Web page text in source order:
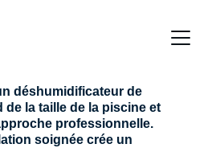
déshumidificateur de
de la taille de la piscine et
professionnelle.
soignée crée un